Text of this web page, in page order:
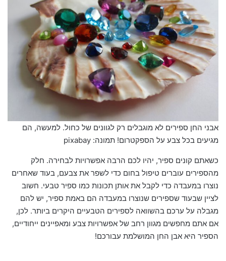
אבני החן ספירים לא מוגבלים רק לגוונים של כחול. למעשה, הם
מגיעים בכל צבע על הספקטרום! תמונה: pixabay
כשאתם קונים ספיר, יהיו לכם הרבה אפשרויות לבחירה. חלק
מהספירים עוברים טיפול בחום כדי לשפר את צבעם, בעוד שאחרים
נוצרו במעבדה כדי לקבל את אותן תכונות כמו ספיר טבעי. חשוב
לציין שבעוד שספירים שנוצרו במעבדה הם באמת ספיר, יש להם
מגבלה על ערכם בהשוואה לספירים הטבעיים היקרים ביותר. לכן,
אם אתם מחפשים מגוון רחב של אפשרויות צבע ומאפיינים ייחודיים,
הספיר היא אבן החן המושלמת עבורכם!